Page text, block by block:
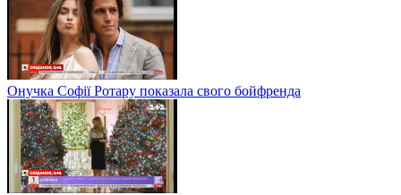
Онучка Софії Ротару показала свого бойфренда